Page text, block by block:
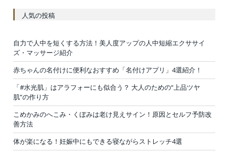
人気の投稿
自力で人中を短くする方法！美人度アップの人中短縮エクササイ
ズ・マッサージ紹介
赤ちゃんの名付けに便利なおすすめ「名付けアプリ」4選紹介！
「#水光肌」はアラフォーにも似合う？ 大人のための“上品ツヤ
肌”の作り方
こめかみのへこみ・くぼみは老け見えサイン！原因とセルフ予防改
善方法
体が楽になる！妊娠中にもできる寝ながらストレッチ4選